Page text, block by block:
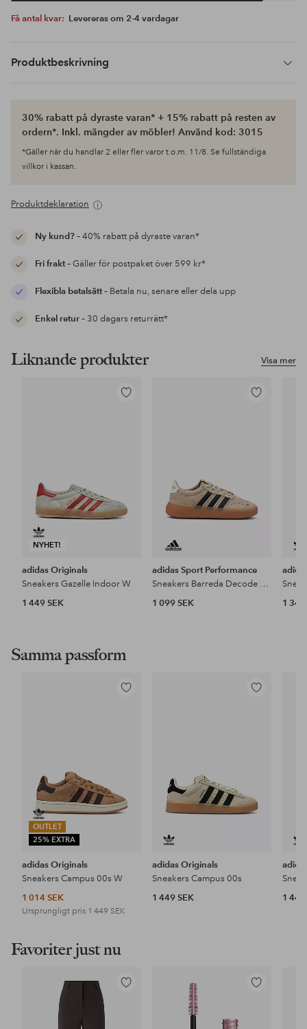
Få antal kvar: Levereras om 2-4 vardagar
Produktbeskrivning
30% rabatt på dyraste varan* + 15% rabatt på resten av
ordern*. Inkl. mängder av möbler! Använd kod: 3015
*Gäller när du handlar 2 eller fler varor t.o.m. 11/8. Se fullständiga
villkor i kassan.
Produktdeklaration
Ny kund?– 40% rabatt på dyraste varan*
Fri frakt– Gäller för postpaket över 599 kr*
Flexibla betalsätt– Betala nu, senare eller dela upp
Enkel retur– 30 dagars returrätt*
Visa mer
Liknande produkter
NYHET!
Lägg
adidas Originals
Sneakers Gazelle Indoor W
1 449 SEK
Lägg
adidas Sport Performance
Sneakers Barreda Decode Lux
1 099 SEK
1 349
Samma passform
OUTLET
25% EXTRA
Lägg
adidas Originals
Sneakers Campus 00s W
1 014 SEK
Ursprungligt pris 1 449 SEK
Lägg
adidas Originals
Sneakers Campus 00s
1 449 SEK
1 449
Favoriter just nu
Lägg
Lägg